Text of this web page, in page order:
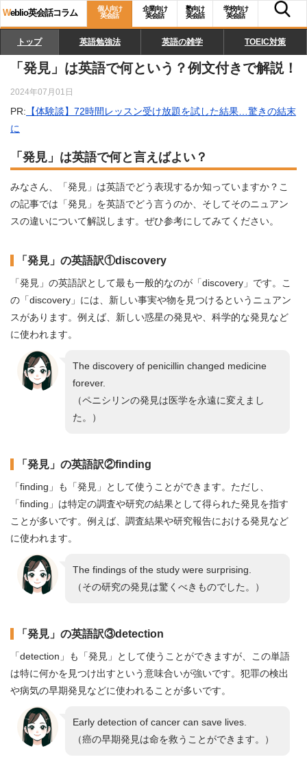
Weblio英会話コラム
個人向け
英会話
企業向け
英会話
塾向け
英会話
学校向け
英会話
トップ 英語勉強法 英語の雑学 TOEIC対策
「発見」は英語で何という？例文付きで解説！
2024年07月01日
PR: 【体験談】72時間レッスン受け放題を試した結果…驚きの結末
に
「発見」は英語で何と言えばよい？
みなさん、「発見」は英語でどう表現するか知っていますか？こ
の記事では「発見」を英語でどう言うのか、そしてそのニュアン
スの違いについて解説します。ぜひ参考にしてみてください。
「発見」の英語訳①discovery
「発見」の英語訳として最も一般的なのが「discovery」です。こ
の「discovery」には、新しい事実や物を見つけるというニュアン
スがあります。例えば、新しい惑星の発見や、科学的な発見など
に使われます。
The discovery of penicillin changed medicine
forever.
（ペニシリンの発見は医学を永遠に変えまし
た。）
「発見」の英語訳②finding
「finding」も「発見」として使うことができます。ただし、
「finding」は特定の調査や研究の結果として得られた発見を指す
ことが多いです。例えば、調査結果や研究報告における発見など
に使われます。
The findings of the study were surprising.
（その研究の発見は驚くべきものでした。）
「発見」の英語訳③detection
「detection」も「発見」として使うことができますが、この単語
は特に何かを見つけ出すという意味合いが強いです。犯罪の検出
や病気の早期発見などに使われることが多いです。
Early detection of cancer can save lives.
（癌の早期発見は命を救うことができます。）